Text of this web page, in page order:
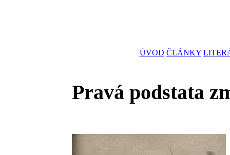
ÚVOD ČLÁNKY
Pravá podstata